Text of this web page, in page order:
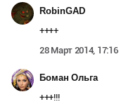
RobinGAD
++++
28 Март 2014, 17:16
Боман Ольга
+++!!!